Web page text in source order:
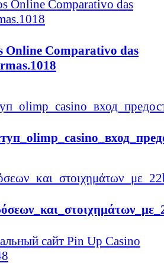
Online Comparativo das